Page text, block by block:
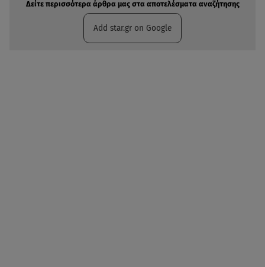
Δείτε περισσότερα άρθρα μας στα αποτελέσματα αναζήτησης
Add star.gr on Google